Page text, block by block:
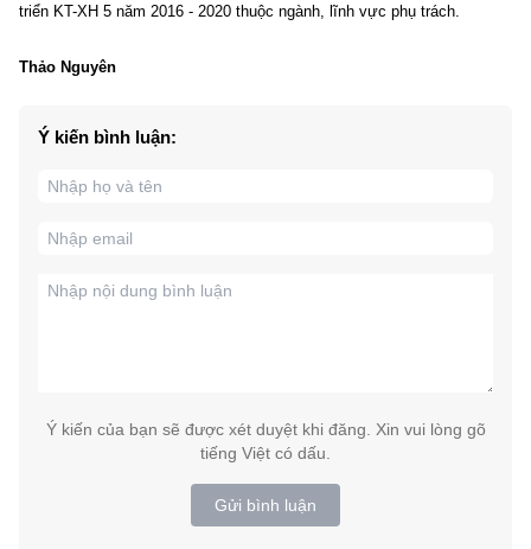
triển KT-XH 5 năm 2016 - 2020 thuộc ngành, lĩnh vực phụ trách.
Thảo Nguyên
Ý kiến bình luận:
Ý kiến của bạn sẽ được xét duyệt khi đăng. Xin vui lòng gõ
tiếng Việt có dấu.
Gửi bình luận